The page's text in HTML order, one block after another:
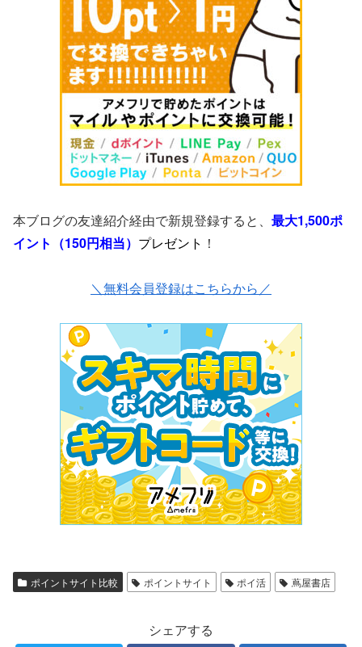
本ブログの友達紹介経由で新規登録すると、 最大1,500ポ
イント（150円相当） プレゼント ！
＼無料会員登録はこちらから／
ポイントサイト比較 ポイントサイト ポイ活 蔦屋書店
シェアする